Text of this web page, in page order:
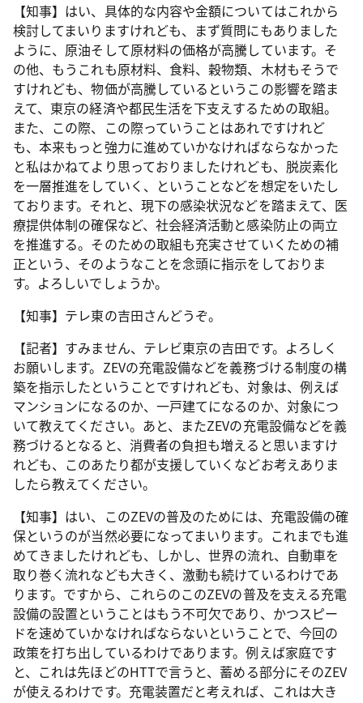
【知事】はい、具体的な内容や金額についてはこれから
検討してまいりますけれども、まず質問にもありました
ように、原油そして原材料の価格が高騰しています。そ
の他、もうこれも原材料、食料、穀物類、木材もそうで
すけれども、物価が高騰しているというこの影響を踏ま
えて、東京の経済や都民生活を下支えするための取組。
また、この際、この際っていうことはあれですけれど
も、本来もっと強力に進めていかなければならなかった
と私はかねてより思っておりましたけれども、脱炭素化
を一層推進をしていく、ということなどを想定をいたし
ております。それと、現下の感染状況などを踏まえて、医
療提供体制の確保など、社会経済活動と感染防止の両立
を推進する。そのための取組も充実させていくための補
正という、そのようなことを念頭に指示をしておりま
す。よろしいでしょうか。
【知事】テレ東の吉田さんどうぞ。
【記者】すみません、テレビ東京の吉田です。よろしく
お願いします。ZEVの充電設備などを義務づける制度の構
築を指示したということですけれども、対象は、例えば
マンションになるのか、一戸建てになるのか、対象につ
いて教えてください。あと、またZEVの充電設備などを義
務づけるとなると、消費者の負担も増えると思いますけ
れども、このあたり都が支援していくなどお考えありま
したら教えてください。
【知事】はい、このZEVの普及のためには、充電設備の確
保というのが当然必要になってまいります。これまでも進
めてきましたけれども、しかし、世界の流れ、自動車を
取り巻く流れなども大きく、激動も続けているわけであ
ります。ですから、これらのこのZEVの普及を支える充電
設備の設置ということはもう不可欠であり、かつスピー
ドを速めていかなければならないということで、今回の
政策を打ち出しているわけであります。例えば家庭です
と、これは先ほどのHTTで言うと、蓄める部分にそのZEV
が使えるわけです。充電装置だと考えれば、これは大き